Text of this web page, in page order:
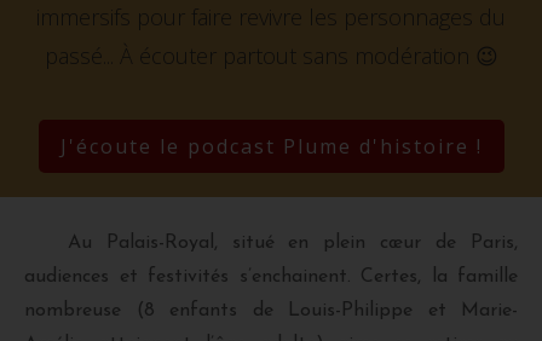
immersifs pour faire revivre les personnages du
passé... À écouter partout sans modération 😉
J'écoute le podcast Plume d'histoire !
Au Palais-Royal, situé en plein cœur de Paris,
audiences et festivités s’enchainent. Certes, la famille
nombreuse (8 enfants de Louis-Philippe et Marie-